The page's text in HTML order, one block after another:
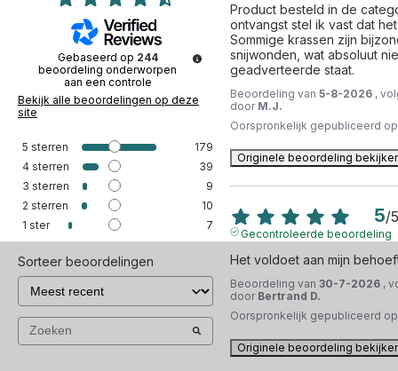
Gebaseerd op 244
beoordeling onderworpen
aan een controle
Bekijk alle beoordelingen op deze
site
5 sterren
179
4 sterren
39
3 sterren
9
2 sterren
10
1 ster 7
Sorteer beoordelingen
Product besteld in de
ontvangst stel ik vast dat
Sommige krassen zijn
snijwonden, wat absoluut
geadverteerde staat.
Beoordeling van 5-8-2026 ,
door M.J.
Oorspronkelijk gepubliceerd
Originele beoordeling
5/5
Gecontroleerde beoordeling
Het voldoet aan mijn
Beoordeling van 30-7-2026 ,
door Bertrand D.
Oorspronkelijk gepubliceerd
Originele beoordeling